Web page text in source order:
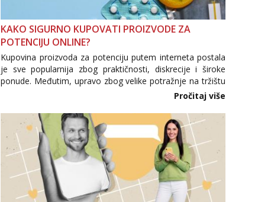
KAKO SIGURNO KUPOVATI PROIZVODE ZA
POTENCIJU ONLINE?
Kupovina proizvoda za potenciju putem interneta postala
je sve popularnija zbog praktičnosti, diskrecije i široke
ponude. Međutim, upravo zbog velike potražnje na tržištu
se pojavljuju i brojni krivotvoreni proizvodi, nepouzdane
internetske trgovine te proizvodi nepoznatog podrijetla. ...
Pročitaj više